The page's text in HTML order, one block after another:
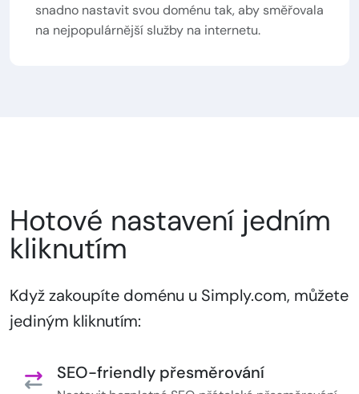
snadno nastavit svou doménu tak, aby směřovala
na nejpopulárnější služby na internetu.
Hotové nastavení jedním
kliknutím
Když zakoupíte doménu u Simply.com, můžete
jediným kliknutím:
SEO-friendly přesměrování